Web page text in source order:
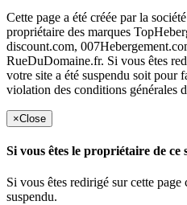
Cette page a été créée par la
propriétaire des marques
discount.com,
RueDuDomaine.fr. Si vous êtes
votre site a été suspendu soit pour
violation des conditions générales
×Close
Si vous êtes le propriétaire de ce
Si vous êtes redirigé sur cette page
suspendu.